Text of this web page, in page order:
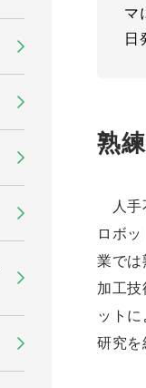
マ
日
熟
人手
ロボ
業で
加工
ット
研究を